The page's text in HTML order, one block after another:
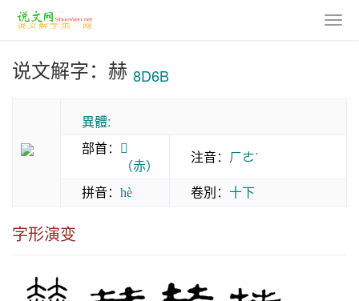
说文解字：赫 8D6B
異體:
部首： 𤆍
（赤）
注音： ㄏㄜˋ
拼音： hè 卷別： 十下
字形演变